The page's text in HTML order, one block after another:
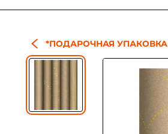
*ПОДАРОЧНАЯ УПАКОВКА